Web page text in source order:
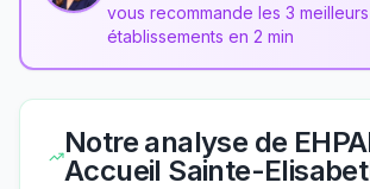
vous recommande les 3 meilleurs
établissements en 2 min
Notre analyse de
Accueil Sainte-